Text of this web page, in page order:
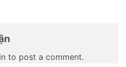
to post a comment.